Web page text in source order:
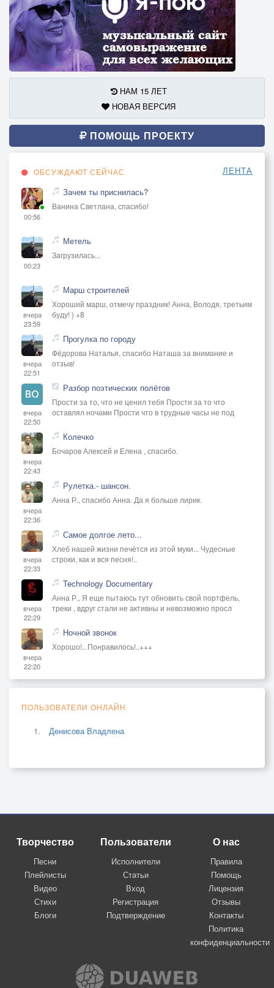
НАМ 15 ЛЕТ
НОВАЯ ВЕРСИЯ
ПОМОЩЬ ПРОЕКТУ
ОБСУЖДАЮТ СЕЙЧАС ЛЕНТА
00:56
Зачем ты приснилась?
Ванина Светлана, спасибо!
00:23
Метель
Загрузилась...
вчера
23:59
Марш строителей
Хороший марш, отмечу праздник! Анна, Володя, третьим
буду! ) +8
вчера
22:51
Прогулка по городу
Фёдорова Наталья, спасибо Наташа за внимание и
отзыв!
вчера
22:50
Разбор поэтических полётов
Прости за то, что не ценил тебя Прости за то что
оставлял ночами Прости что в трудные часы не под
вчера
22:43
Колечко
Бочаров Алексей и Елена , спасибо.
вчера
22:36
Рулетка.- шансон.
Анна Р., спасибо Анна. Да я больше лирик.
вчера
22:33
Самое долгое лето...
Хлеб нашей жизни печётся из этой муки... Чудесные
строки, как и вся песня!..
вчера
22:29
Technology Documentary
Анна Р., Я еще пытаюсь тут обновить свой портфель,
треки , вдруг стали не активны и невозможно просл
вчера
22:20
Ночной звонок
Хорошо!.. Понравилось!..+++
ПОЛЬЗОВАТЕЛИ ОНЛАЙН
Денисова Владлена
Творчество
Песни
Плейлисты
Видео
Стихи
Блоги
Пользователи
Исполнители
Статьи
Вход
Регистрация
Подтверждение
О нас
Правила
Помощь
Лицензия
Отзывы
Контакты
Политика
конфиденциальности